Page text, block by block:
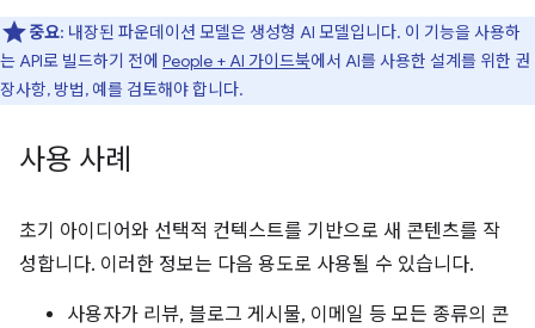
중요: 내장된 파운데이션 모델은 생성형 AI 모델입니다. 이 기능을 사용하
는 API로 빌드하기 전에 People + AI 가이드북에서 AI를 사용한 설계를 위한 권
장사항, 방법, 예를 검토해야 합니다.
사용 사례
초기 아이디어와 선택적 컨텍스트를 기반으로 새 콘텐츠를 작
성합니다. 이러한 정보는 다음 용도로 사용될 수 있습니다.
사용자가 리뷰, 블로그 게시물, 이메일 등 모든 종류의 콘